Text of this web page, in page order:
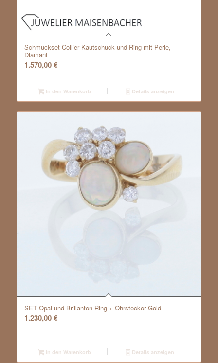
Schmuckset Collier Kautschuck und Ring mit Perle,
Diamant
1.570,00€
In den Warenkorb Details anzeigen
SET Opal und Brillanten Ring + Ohrstecker Gold
1.230,00€
In den Warenkorb Details anzeigen